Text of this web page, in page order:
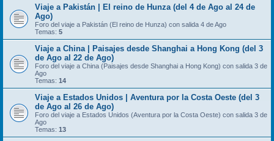
Viaje a Pakistán | El reino de Hunza (del 4 de Ago al 24 de
Ago)
Foro del viaje a Pakistán (El reino de Hunza) con salida 4 de Ago
Temas: 5
Viaje a China | Paisajes desde Shanghai a Hong Kong (del 3
de Ago al 22 de Ago)
Foro del viaje a China (Paisajes desde Shanghai a Hong Kong) con salida 3 de
Ago
Temas: 14
Viaje a Estados Unidos | Aventura por la Costa Oeste (del 3
de Ago al 26 de Ago)
Foro del viaje a Estados Unidos (Aventura por la Costa Oeste) con salida 3 de
Ago
Temas: 13